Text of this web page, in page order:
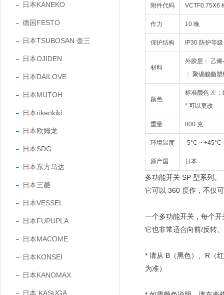
日本KANEKO
德国FESTO
日本TSUBOSAN 壶三
日本OJIDEN
日本DAILOVE
日本MUTOH
日本rikenkiki
日本欧姆龙
日本SDG
日本东方马达
日本三菱
日本VESSEL
日本FUPUPLA
日本MACOME
日本KONSEI
日本KANOMAX
日本 KASUGA
附件代码 VCTF0.75X6
作力 10 晚
保护结构 IP30 防护等级
材料
外胶层： 乙
： 聚碳酸酯塑
颜色
标准颜色 左
* 可以更改
重量 800 克
环境温度 -5°C ~ +45°C
原产国 日本
多功能开关 SP 型系列。
它可以 360 度作，不仅
一个多功能开关，每个
它也非常适合向前/反转
* 请从 B（黑色）、R（
为准）